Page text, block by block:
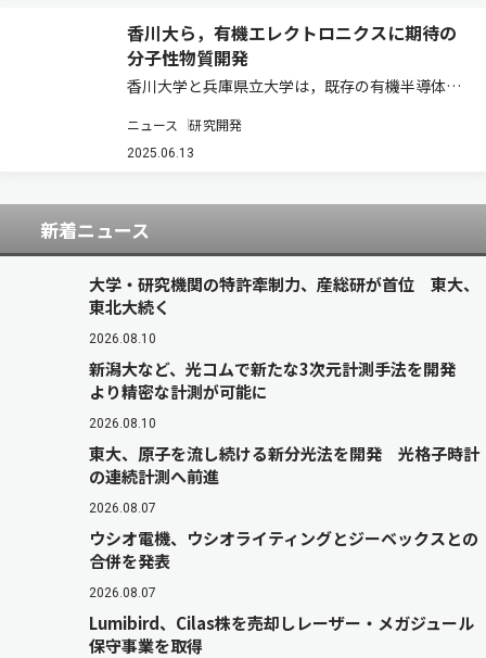
香川大ら，有機エレクトロニクスに期待の
分子性物質開発
香川大学と兵庫県立大学は，既存の有機半導体に
有機半導体を開発し，酸化還元に対する優れた安
定性を見出した（ニュースリリース）。 フェロセ
ニュース 研究開発
2025.06.13
新着ニュース
大学・研究機関の特許牽制力、産総研が首位 東大、
東北大続く
2026.08.10
新潟大など、光コムで新たな3次元計測手法を開発
より精密な計測が可能に
2026.08.10
東大、原子を流し続ける新分光法を開発 光格子時計
の連続計測へ前進
2026.08.07
ウシオ電機、ウシオライティングとジーベックスとの
合併を発表
2026.08.07
Lumibird、Cilas株を売却しレーザー・メガジュール
保守事業を取得